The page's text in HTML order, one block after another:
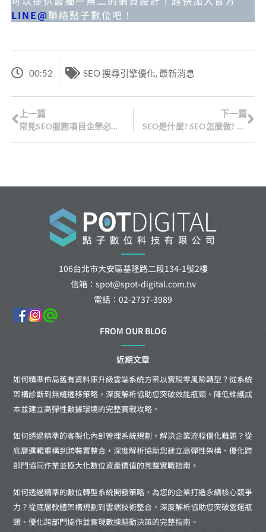
LINE@聯絡點子數位吧！
00:52 SEO 搜尋引擎優化, 最新消息
上一篇
常見SEO服務項目企業必讀！完整解析SEO服務項目，助您掌握網站排名優勢常見SEO服務項目
下一篇
SEO是什麼? SEO怎麼做? SEO搜尋引擎最佳化入門指南
106台北市大安區基隆路二段134-1號2樓
信箱：spot@spot-digital.com.tw
電話：02-2737-3989
FROM OUR BLOG
近期文章
如何精準佈局舊有資料庫升級雲端系統方案以實現零風險轉型？從系統
架構診斷到無縫遷移策略，深度解析協助您突破效能瓶頸、降低維護成
本並建立高彈性數據環境的完整實戰攻略。
如何透過精準的客製化內部管理系統規劃，解決企業流程僵化難題？從
底層邏輯重構到跨裝置整合，深度解析協助您建立高彈性架構、優化跨
部門協同作業並極大化數位資產價值的完整實戰指南。
如何透過精準的數位轉型系統開發策略，為您的企業打造永續核心競爭
力？從底層軟體架構規劃到雲端技術整合，深度解析協助您突破營運瓶
頸、優化跨部門協作並實現數據驅動決策的完整指南。